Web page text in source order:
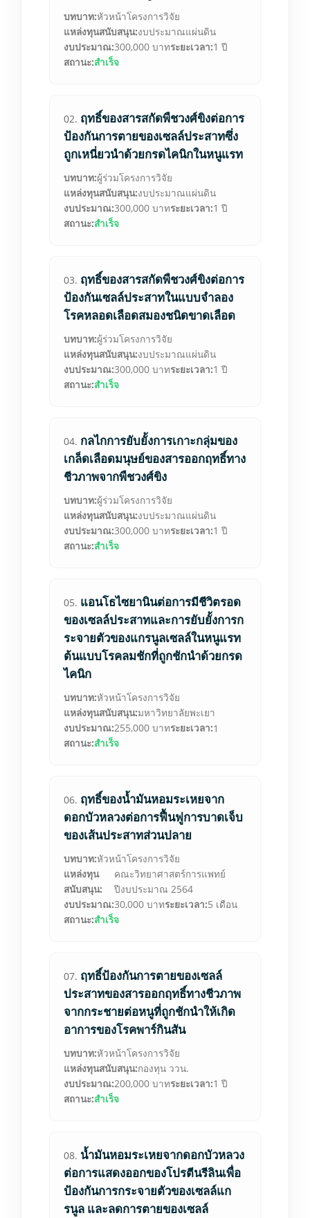
บทบาท:หัวหน้าโครงการวิจัย
แหล่งทุนสนับสนุน:งบประมาณแผ่นดิน
งบประมาณ:300,000 บาทระยะเวลา:1 ปี
สถานะ:สำเร็จ
02. ฤทธิ์ของสารสกัดพืชวงศ์ขิงต่อการ
ป้องกันการตายของเซลล์ประสาทซึ่ง
ถูกเหนี่ยวนำด้วยกรดไคนิกในหนูแรท
บทบาท:ผู้ร่วมโครงการวิจัย
แหล่งทุนสนับสนุน:งบประมาณแผ่นดิน
งบประมาณ:300,000 บาทระยะเวลา:1 ปี
สถานะ:สำเร็จ
03. ฤทธิ์ของสารสกัดพืชวงศ์ขิงต่อการ
ป้องกันเซลล์ประสาทในแบบจำลอง
โรคหลอดเลือดสมองชนิดขาดเลือด
บทบาท:ผู้ร่วมโครงการวิจัย
แหล่งทุนสนับสนุน:งบประมาณแผ่นดิน
งบประมาณ:300,000 บาทระยะเวลา:1 ปี
สถานะ:สำเร็จ
04. กลไกการยับยั้งการเกาะกลุ่มของ
เกล็ดเลือดมนุษย์ของสารออกฤทธิ์ทาง
ชีวภาพจากพืชวงศ์ขิง
บทบาท:ผู้ร่วมโครงการวิจัย
แหล่งทุนสนับสนุน:งบประมาณแผ่นดิน
งบประมาณ:300,000 บาทระยะเวลา:1 ปี
สถานะ:สำเร็จ
05. แอนโธไซยานินต่อการมีชีวิตรอด
ของเซลล์ประสาทและการยับยั้งการก
ระจายตัวของแกรนูลเซลล์ในหนูแรท
ต้นแบบโรคลมชักที่ถูกชักนำด้วยกรด
ไคนิก
บทบาท:หัวหน้าโครงการวิจัย
แหล่งทุนสนับสนุน:มหาวิทยาลัยพะเยา
งบประมาณ:255,000 บาทระยะเวลา:1
สถานะ:สำเร็จ
06. ฤทธิ์ของน้ำมันหอมระเหยจาก
ดอกบัวหลวงต่อการฟื้นฟูการบาดเจ็บ
ของเส้นประสาทส่วนปลาย
บทบาท:หัวหน้าโครงการวิจัย
แหล่งทุน
สนับสนุน:
คณะวิทยาศาสตร์การแพทย์
ปีงบประมาณ 2564
งบประมาณ:30,000 บาทระยะเวลา:5 เดือน
สถานะ:สำเร็จ
07. ฤทธิ์ป้องกันการตายของเซลล์
ประสาทของสารออกฤทธิ์ทางชีวภาพ
จากกระชายต่อหนูที่ถูกชักนำให้เกิด
อาการของโรคพาร์กินสัน
บทบาท:หัวหน้าโครงการวิจัย
แหล่งทุนสนับสนุน:กองทุน ววน.
งบประมาณ:200,000 บาทระยะเวลา:1 ปี
สถานะ:สำเร็จ
08. น้ำมันหอมระเหยจากดอกบัวหลวง
ต่อการแสดงออกของโปรตีนรีลินเพื่อ
ป้องกันการกระจายตัวของเซลล์แก
รนูล และลดการตายของเซลล์